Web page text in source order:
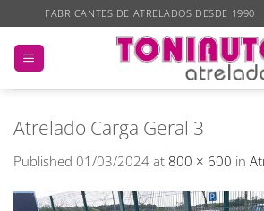
to
content
FABRICANTES DE ATRELADOS DESDE 1990
Atrelado Carga Geral 3
Published 01/03/2024 at 800 × 600 in